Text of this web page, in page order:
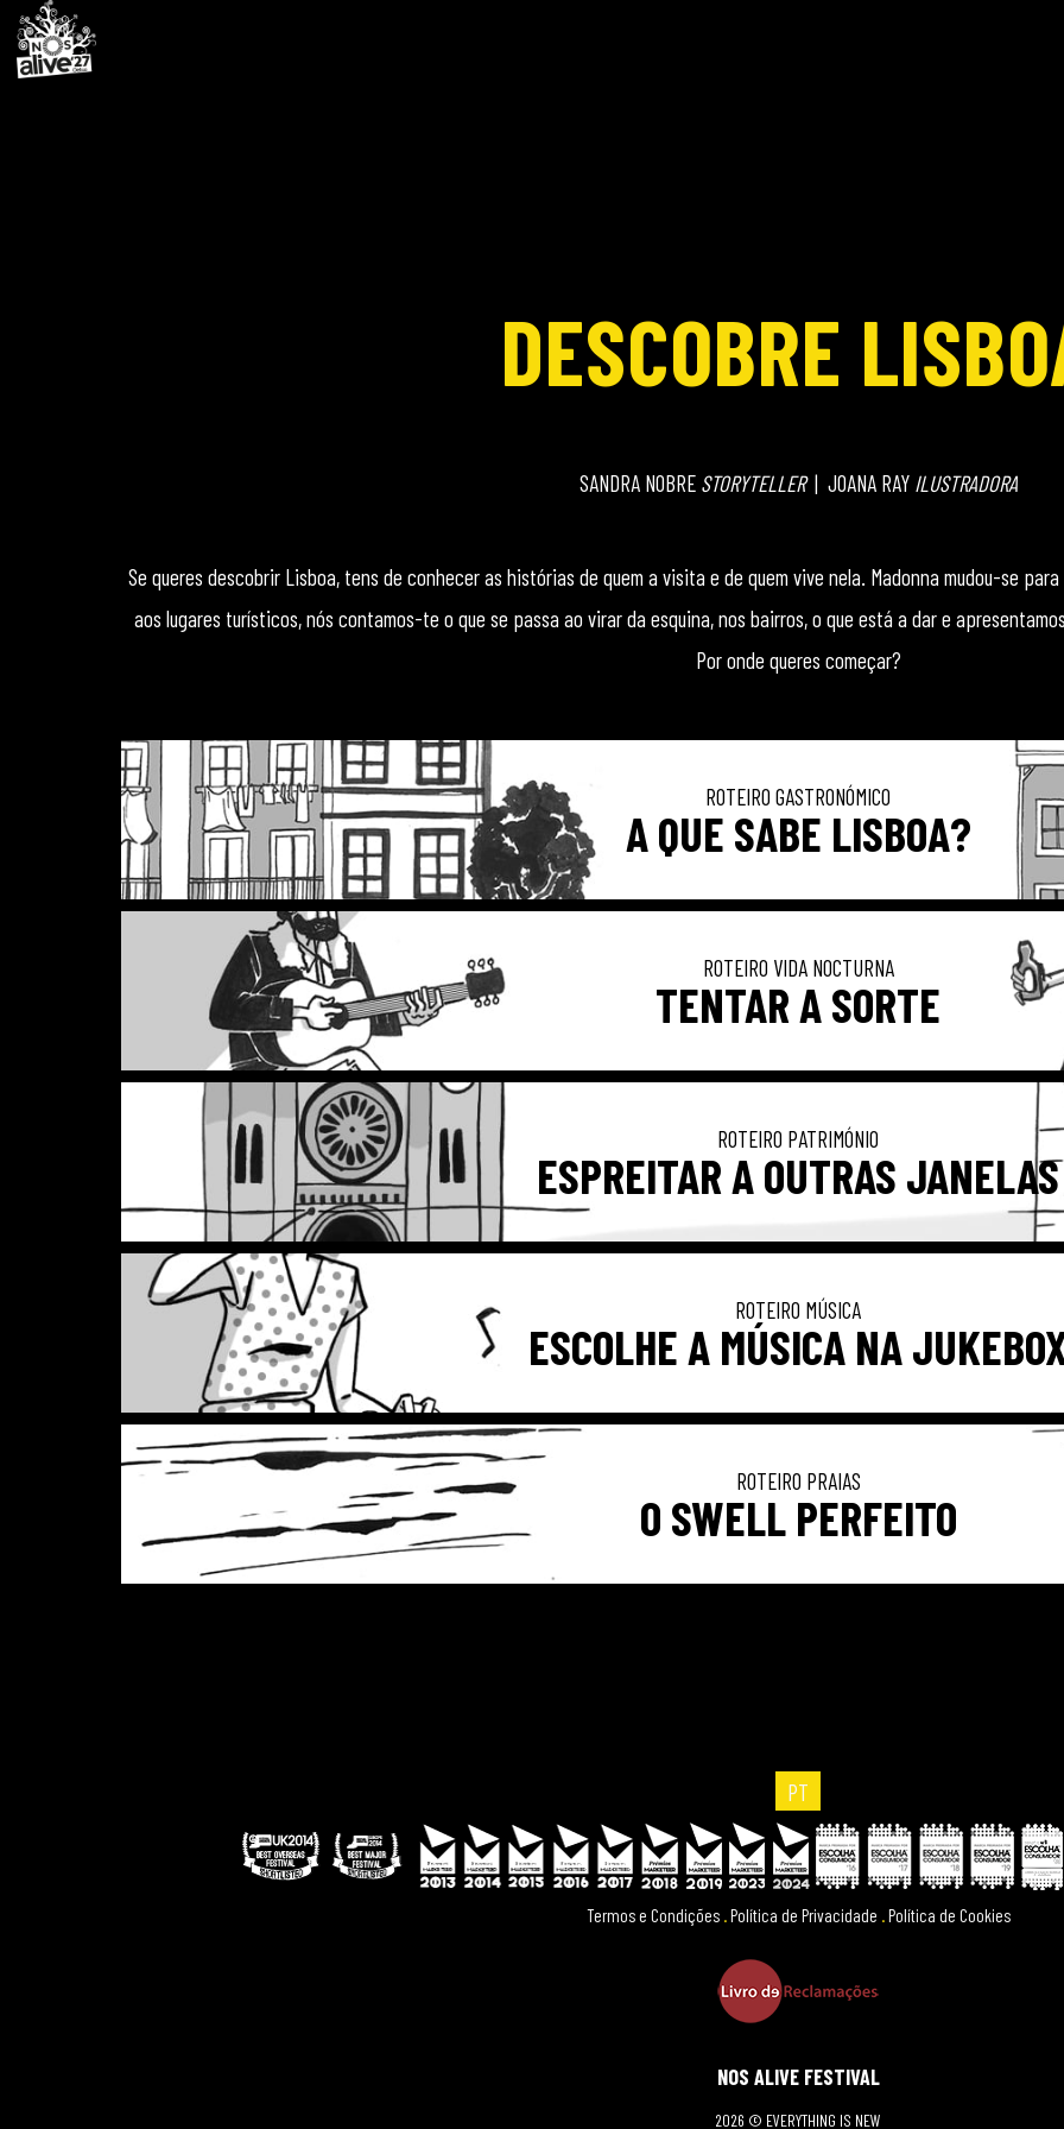
DESCOBRE
SANDRA NOBRE STORYTELLER | JOANA RAY ILUSTRADORA
Se queres descobrir Lisboa, tens de conhecer as histórias de quem a visita e de quem vive nela. Madonna mudou-se
aos lugares turísticos, nós contamos-te o que se passa ao virar da esquina, nos bairros, o que está a dar e
Por onde queres começar?
ROTEIRO GASTRONÓMICO
A QUE SABE LISBOA?
ROTEIRO VIDA NOCTURNA
TENTAR A SORTE
ROTEIRO PATRIMÓNIO
ESPREITAR A OUTRAS JANELAS
ROTEIRO MÚSICA
ESCOLHE A MÚSICA NA
ROTEIRO PRAIAS
O SWELL PERFEITO
PT
Termos e Condições .Política de Privacidade .Política de Cookies
NOS ALIVE FESTIVAL
2026 © EVERYTHING IS NEW